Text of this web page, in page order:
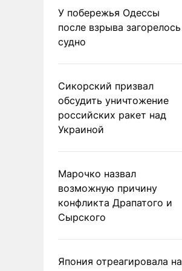
У побережья Одессы
после взрыва загорелось
судно
Сикорский призвал
обсудить уничтожение
российских ракет над
Украиной
Марочко назвал
возможную причину
конфликта Драпатого и
Сырского
Япония отреагировала на